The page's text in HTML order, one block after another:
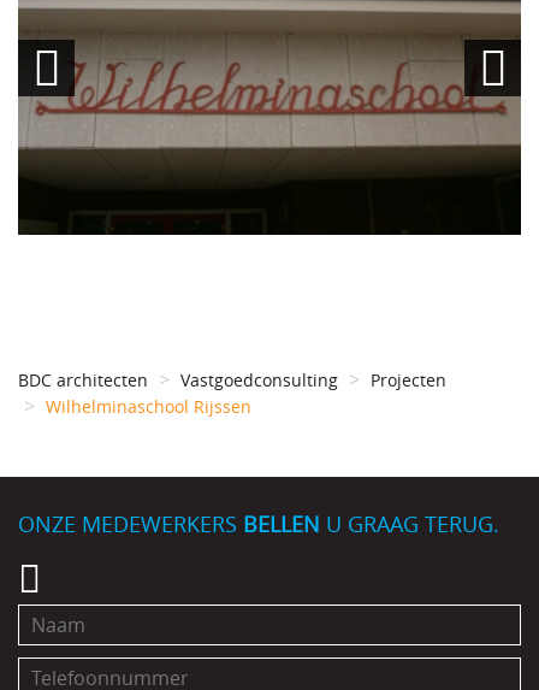
BDC architecten Vastgoedconsulting
Projecten
Wilhelminaschool Rijssen
ONZE MEDEWERKERS BELLEN U GRAAG TERUG.